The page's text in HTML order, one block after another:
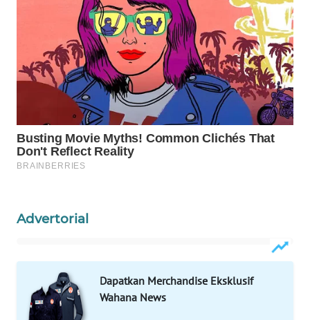
Advertorial
Dapatkan Merchandise Eksklusif
Wahana News
ANUGERAH
NEWS
AKHLAK
ID
NEWS